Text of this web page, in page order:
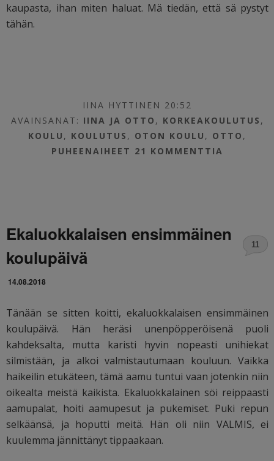
kaupasta, ihan miten haluat. Mä tiedän, että sä pystyt
tähän.
IINA HYTTINEN 20:52
AVAINSANAT: IINA JA OTTO , KORKEAKOULUTUS ,
KOULU , KOULUTUS , OTON KOULU , OTTO ,
PUHEENAIHEET 21 KOMMENTTIA
Ekaluokkalaisen ensimmäinen
koulupäivä
14.08.2018
11
Tänään se sitten koitti, ekaluokkalaisen ensimmäinen
koulupäivä. Hän heräsi unenpöpperöisenä puoli
kahdeksalta, mutta karisti hyvin nopeasti unihiekat
silmistään, ja alkoi valmistautumaan kouluun. Vaikka
haikeilin etukäteen, tämä aamu tuntui vaan jotenkin niin
oikealta meistä kaikista. Ekaluokkalainen söi reippaasti
aamupalat, hoiti aamupesut ja pukemiset. Puki repun
selkäänsä, ja hoputti meitä. Hän oli niin VALMIS, ei
kuulemma jännittänyt tippaakaan.